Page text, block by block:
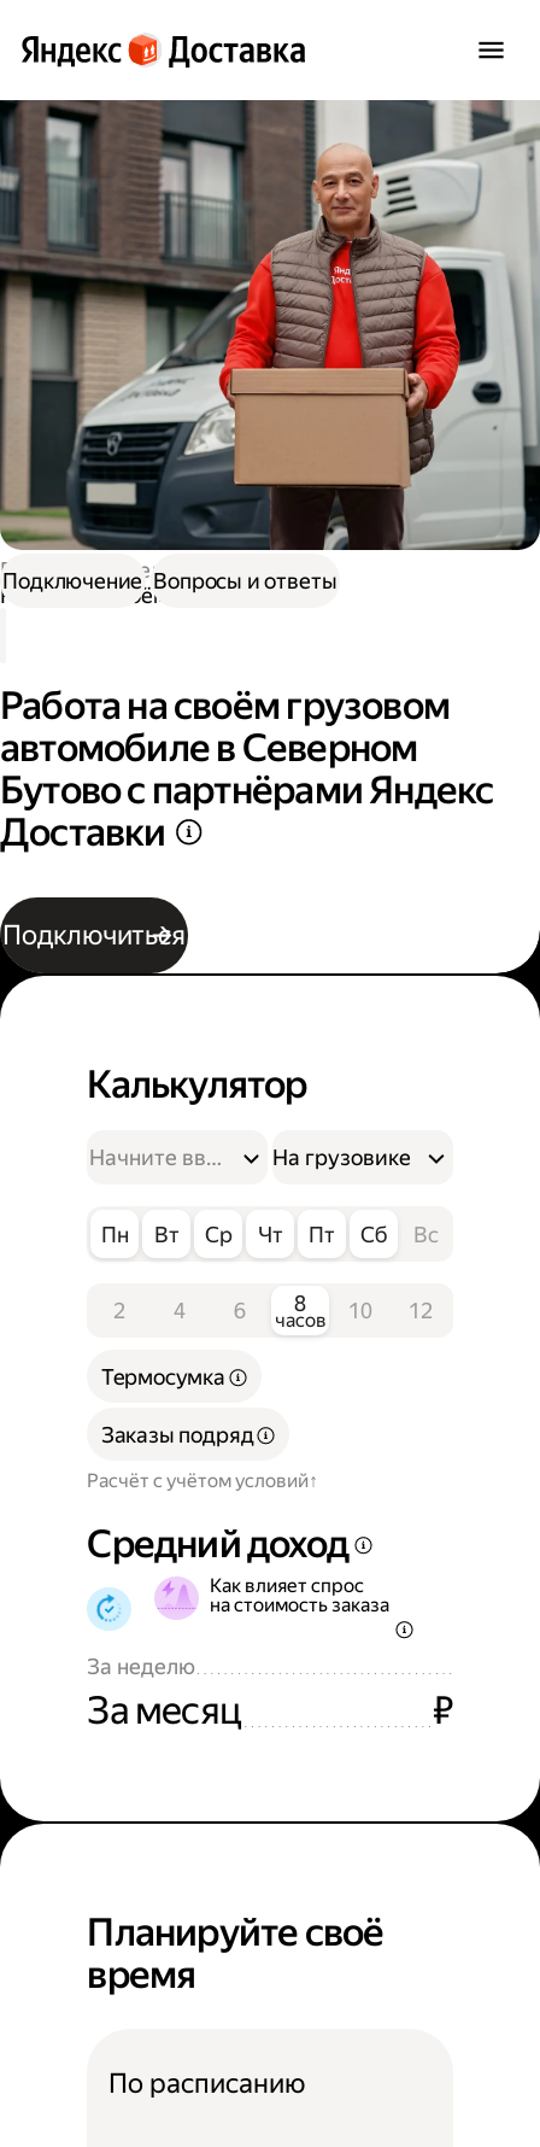
Работа водителем
Работа на своём грузовом авто
Работа на своём грузовом
автомобиле в Северном
Бутово с партнёрами Яндекс
Доставки
Подключиться
Подключение Вопросы и ответы
Калькулятор
На грузовике
Пн Вт Ср Чт Пт Сб Вс
2 4 6 8
часов 10 12
Расчёт с учётом условий
Термосумка
Заказы подряд
Средний доход
Как влияет спрос
на стоимость заказа
За неделю
За месяц ₽
Планируйте своё
время
По расписанию